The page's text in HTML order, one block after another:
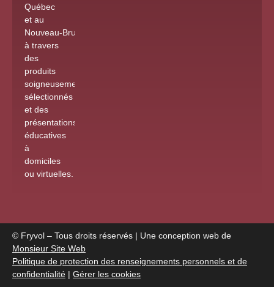
Québec
et au
Nouveau-Brunswick
à travers
des
produits
soigneusement
sélectionnés
et des
présentations
éducatives
à
domiciles
ou virtuelles.
© Fryvol – Tous droits réservés | Une conception web de
Monsieur Site Web
Politique de protection des renseignements personnels et de
confidentialité | Gérer les cookies